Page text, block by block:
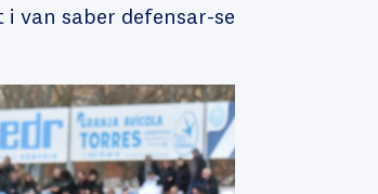
van saber defensar-se